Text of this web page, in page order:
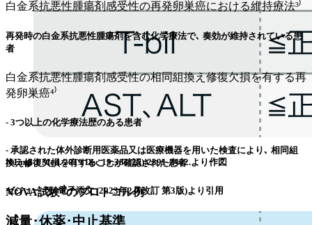
白金系抗悪性腫瘍剤感受性の再発卵巣癌における維持療法³⁾
再発時の白金系抗悪性腫瘍剤を含む化学療法で､ 奏効が維持されている患
者
白金系抗悪性腫瘍剤感受性の相同組換え修復欠損を有する再
発卵巣癌⁴⁾
- 3つ以上の化学療法歴のある患者
- 承認された体外診断用医薬品又は医療機器を用いた検査により､ 相同組
換え修復欠損を有することが確認された患者
ゼジューラ®電子添文 (2023年2月改訂 第3版)より引用
減量･休薬･中止基準
N Engl J Med. 2019 Dec 19;381(25):2391-2402.より作図
NOVA試験³⁾のプロトコル例